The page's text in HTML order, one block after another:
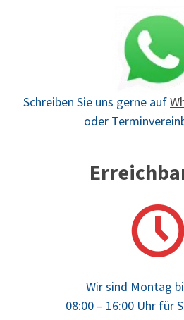
Schreiben Sie uns gerne auf
oder
Wir sind Montag
08:00 – 16:00 Uhr für